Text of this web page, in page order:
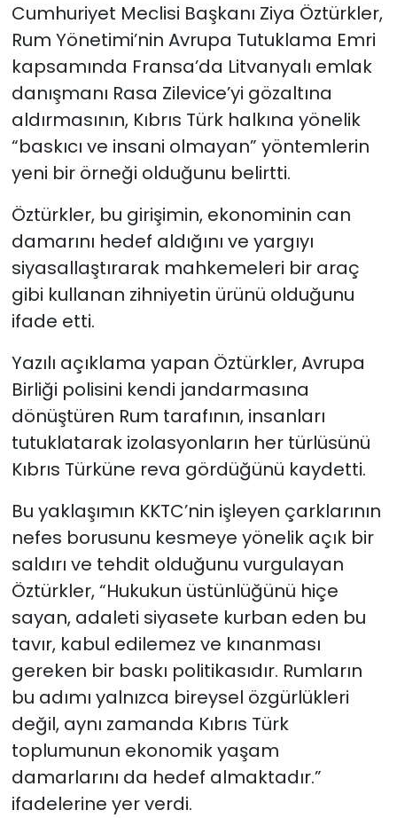
Cumhuriyet Meclisi Başkanı Ziya Öztürkler,
Rum Yönetimi’nin Avrupa Tutuklama Emri
kapsamında Fransa’da Litvanyalı emlak
danışmanı Rasa Zilevice’yi gözaltına
aldırmasının, Kıbrıs Türk halkına yönelik
“baskıcı ve insani olmayan” yöntemlerin
yeni bir örneği olduğunu belirtti.
Öztürkler, bu girişimin, ekonominin can
damarını hedef aldığını ve yargıyı
siyasallaştırarak mahkemeleri bir araç
gibi kullanan zihniyetin ürünü olduğunu
ifade etti.
Yazılı açıklama yapan Öztürkler, Avrupa
Birliği polisini kendi jandarmasına
dönüştüren Rum tarafının, insanları
tutuklatarak izolasyonların her türlüsünü
Kıbrıs Türküne reva gördüğünü kaydetti.
Bu yaklaşımın KKTC’nin işleyen çarklarının
nefes borusunu kesmeye yönelik açık bir
saldırı ve tehdit olduğunu vurgulayan
Öztürkler, “Hukukun üstünlüğünü hiçe
sayan, adaleti siyasete kurban eden bu
tavır, kabul edilemez ve kınanması
gereken bir baskı politikasıdır. Rumların
bu adımı yalnızca bireysel özgürlükleri
değil, aynı zamanda Kıbrıs Türk
toplumunun ekonomik yaşam
damarlarını da hedef almaktadır.”
ifadelerine yer verdi.
Spor
Teknoloji
TÜRKiYE
Video Galeri
Yazarlar